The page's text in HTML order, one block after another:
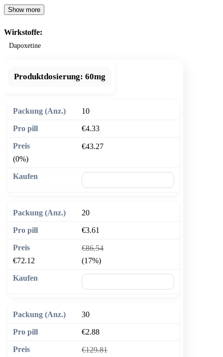
Show more
Wirkstoffe:
Dapoxetine
Produktdosierung: 60mg
10
€4.33
€43.27
(0%)
20
€3.61
€86.54
€72.12
(17%)
30
€2.88
€129.81